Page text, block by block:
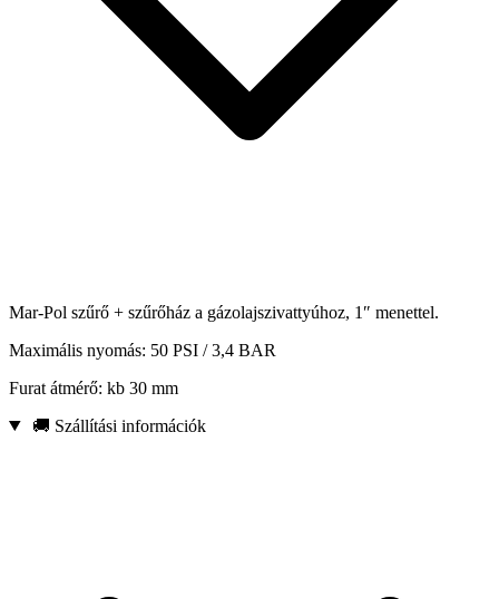
Mar-Pol szűrő + szűrőház a gázolajszivattyúhoz, 1″ menettel.
Maximális nyomás: 50 PSI / 3,4 BAR
Furat átmérő: kb 30 mm
🚚 Szállítási információk